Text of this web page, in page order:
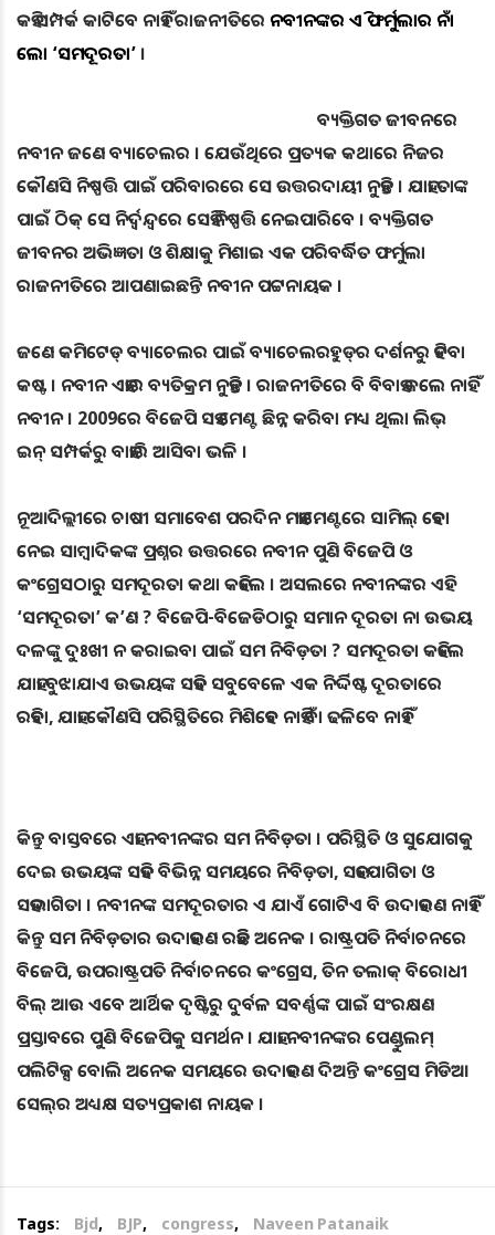
କହି ସମ୍ପର୍କ କାଟିବେ ନାହିଁ । ରାଜନୀତିରେ ନବୀନଙ୍କର ଏହି ଫର୍ମୁଲାର ନାଁ
ହେଲା ‘ସମଦୂରତା’ ।
ବ୍ୟକ୍ତିଗତ ଜୀବନରେ
ନବୀନ ଜଣେ ବ୍ୟାଚେଲର । ଯେଉଁଥିରେ ପ୍ରତ୍ୟକ କଥାରେ ନିଜର
କୌଣସି ନିଷ୍ପତ୍ତି ପାଇଁ ପରିବାରରେ ସେ ଉତ୍ତରଦାୟୀ ନୁହନ୍ତି । ଯାହା ତାଙ୍କ
ପାଇଁ ଠିକ୍‌ ସେ ନିର୍ଦ୍ବନ୍ଦ୍ବରେ ସେହି ନିଷ୍ପତ୍ତି ନେଇପାରିବେ । ବ୍ୟକ୍ତିଗତ
ଜୀବନର ଅଭିଜ୍ଞତା ଓ ଶିକ୍ଷାକୁ ମିଶାଇ ଏକ ପରିବର୍ଦ୍ଧିତ ଫର୍ମୁଲା
ରାଜନୀତିରେ ଆପଣାଇଛନ୍ତି ନବୀନ ପଟ୍ଟନାୟକ ।
ଜଣେ କମିଟେଡ୍‌ ବ୍ୟାଚେଲର ପାଇଁ ବ୍ୟାଚେଲରହୁଡ୍‌ର ଦର୍ଶନରୁ ହଟିବା
କଷ୍ଟ । ନବୀନ ଏହାର ବ୍ୟତିକ୍ରମ ନୁହନ୍ତି । ରାଜନୀତିରେ ବି ବିବାହ କଲେ ନାହିଁ
ନବୀନ । 2009ରେ ବିଜେପି ସହ ମେଣ୍ଟ ଛିନ୍ନ କରିବା ମଧ୍ୟ ଥିଲା ଲିଭ୍‌
ଇନ୍‌ ସମ୍ପର୍କରୁ ବାହାରି ଆସିବା ଭଳି ।
ନୂଆଦିଲ୍ଲୀରେ ଚାଷୀ ସମାବେଶ ପରଦିନ ମହାମେଣ୍ଟରେ ସାମିଲ୍‌ ହେବା
ନେଇ ସାମ୍ବାଦିକଙ୍କ ପ୍ରଶ୍ନର ଉତ୍ତରରେ ନବୀନ ପୁଣି ବିଜେପି ଓ
କଂଗ୍ରେସଠାରୁ ସମଦୂରତା କଥା କହିଲେ । ଅସଲରେ ନବୀନଙ୍କର ଏହି
‘ସମଦୂରତା’ କ’ଣ ? ବିଜେପି-ବିଜେଡିଠାରୁ ସମାନ ଦୂରତା ନା ଉଭୟ
ଦଳଙ୍କୁ ଦୁଃଖୀ ନ କରାଇବା ପାଇଁ ସମ ନିବିଡ଼ତା ? ସମଦୂରତା କହିଲେ
ଯାହା ବୁଝାଯାଏ ଉଭୟଙ୍କ ସହିତ ସବୁବେଳେ ଏକ ନିର୍ଦ୍ଦିଷ୍ଟ ଦୂରତାରେ
ରହିବା, ଯାହା କୌଣସି ପରିସ୍ଥିତିରେ ମିଶିହେବ ନାହିଁ ବା ଢଳିବେ ନାହିଁ ।
କିନ୍ତୁ ବାସ୍ତବରେ ଏହା ନବୀନଙ୍କର ସମ ନିବିଡ଼ତା । ପରିସ୍ଥିତି ଓ ସୁଯୋଗକୁ
ଦେଇ ଉଭୟଙ୍କ ସହିତ ବିଭିନ୍ନ ସମୟରେ ନିବିଡ଼ତା, ସହଯୋଗିତା ଓ
ସହଭାଗିତା । ନବୀନଙ୍କ ସମଦୂରତାର ଏ ଯାଏଁ ଗୋଟିଏ ବି ଉଦାହରଣ ନାହିଁ ।
କିନ୍ତୁ ସମ ନିବିଡ଼ତାର ଉଦାହରଣ ରହିଛି ଅନେକ । ରାଷ୍ଟ୍ରପତି ନିର୍ବାଚନରେ
ବିଜେପି, ଉପରାଷ୍ଟ୍ରପତି ନିର୍ବାଚନରେ କଂଗ୍ରେସ, ତିନ ତଲାକ୍‌ ବିରୋଧୀ
ବିଲ୍‌ ଆଉ ଏବେ ଆର୍ଥିକ ଦୃଷ୍ଟିରୁ ଦୁର୍ବଳ ସବର୍ଣ୍ଣଙ୍କ ପାଇଁ ସଂରକ୍ଷଣ
ପ୍ରସ୍ତାବରେ ପୁଣି ବିଜେପିକୁ ସମର୍ଥନ । ଯାହା ନବୀନଙ୍କର ପେଣ୍ଡୁଲମ୍‌
ପଲିଟିକ୍ସ ବୋଲି ଅନେକ ସମୟରେ ଉଦାହରଣ ଦିଅନ୍ତି କଂଗ୍ରେସ ମିଡିଆ
ସେଲ୍‌ର ଅଧ୍ୟକ୍ଷ ସତ୍ୟପ୍ରକାଶ ନାୟକ ।
Tags: Bjd, BJP, congress, Naveen Patanaik